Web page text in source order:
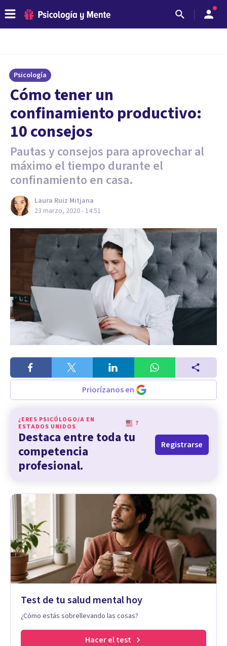
Psicología
Cómo tener un
confinamiento productivo:
10 consejos
Pautas y consejos para aprovechar al
máximo el tiempo durante el
confinamiento en casa.
Laura Ruiz Mitjana
23 marzo, 2020 - 14:51
Priorízanos en
¿ERES PSICÓLOGO/A EN
ESTADOS UNIDOS
?
Destaca entre toda tu
competencia
profesional.
Registrarse
Test de tu salud mental hoy
¿Cómo estás sobrellevando las cosas?
Hacer el test